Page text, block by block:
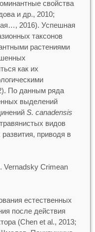
свойства
и др., 2010;
2016). Успешная
таксонов
растениями
как их
По данным ряда
выделений
S. canadensis
видов
приводя в
Vernadsky Crimean
естественных
после действия
(Chen et al., 2013;